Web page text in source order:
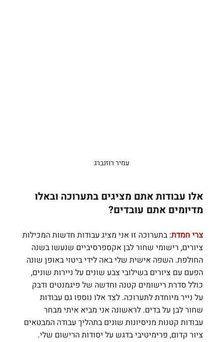
עמיר רוזנברג
אלו עבודות אתם מציגים בתערוכה ובאלו
מדיומים אתם עובדים?
צרי חמדת: בתערוכה זו אני מציג עבודות חדשות המכילות
ציורים, רישומי שחור לבן אקספרסיביים שנעשו בשנה
החולפת. השפה אישית שלי באה לידי ביטוי באופן שונה
הפעם עם ציורים בשילובי צבע שונים על ניירות שונים,
כולל סדרת רישומים קטנה וחדשה של פיגמנטים ודבק
על נייר מיוחדת לתערוכה. לצד אלו נוספו גם עבודות
שחור לבן על בדים. לראשונה אני מביא איתי מבחר
עבודות קטנות מניסיונות שונים בתהליך עבודה המבטאים
ציור קדום, פרימיטיבי בדגש על יסודות הרישום שלי.